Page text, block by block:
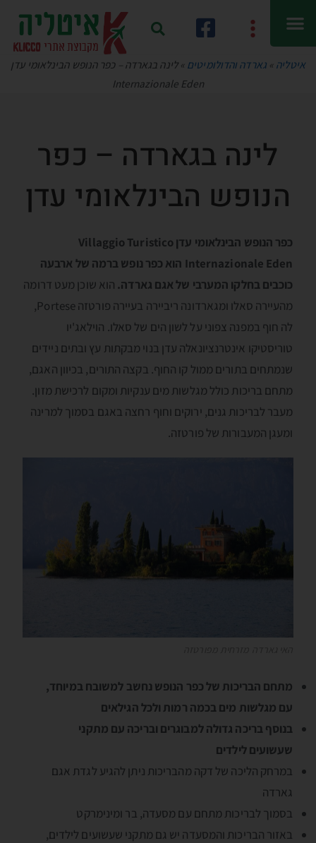
איטליה »גארדה והדולומיטים »לינה בגארדה – כפר הנופש הבינלאומי עדן
Internazionale Eden
לינה בגארדה – כפר
הנופש הבינלאומי עדן
כפר הנופש הבינלאומי עדן Villaggio Turistico
Internazionale Eden הוא כפר נופש ברמה של ארבעה
כוכבים בחלקו המערבי של אגם גארדה. הוא שוכן מעט דרומה
מהעיירה סאלו ומגארדונה ריביירה בעיירה פורטזה Portese,
לה חוף במפנה צפוני על לשון הים של סאלו. הוילאג'יו
טוריסטיקו אינטרנציונאלה עדן בנוי מבקתות עץ ובתים ניידים
שנמתחים בתורים ממול קו החוף. בקצה התורים, בכיוון האגם,
מתחם בריכות כולל מגלשות מים ענקיות ומקום לרכישת מזון.
מעבר לבריכות גנים, ירוקים וחוף רחצה באגם בסמוך למרינה
ומעגן המעבורות של פורטזה.
מתחם הבריכות של כפר הנופש נחשב למשובח במיוחד,
עם מגלשות מים בכמה רמות ולכל הגילאים
בנוסף בריכה גדולה למבוגרים ובריכה עם מתקני
שעשועים לילדים
במרחק הליכה של דקה מהבריכות ניתן להגיע לגדת אגם
גארדה
בסמוך לבריכות מתחם עם מסעדה, בר ומינימרקט
באזור הבריכות והמסעדה יש גם מתקני שעשועים לילדים,